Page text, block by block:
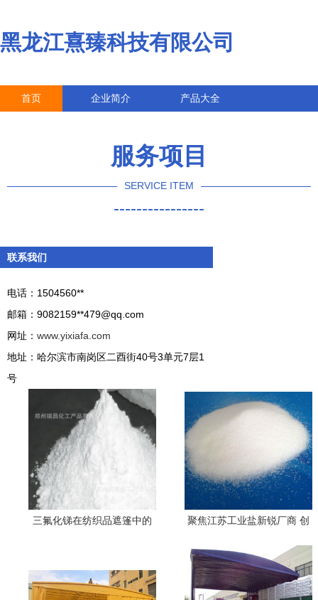
黑龙江熹臻科技有限公司
首页 企业简介 产品大全
服务项目
SERVICE ITEM
----------------
联系我们
电话：1504560**
邮箱：9082159**479@qq.com
网址： www.yixiafa.com
地址：哈尔滨市南岗区二酉街40号3单元7层1
号
三氟化锑在纺织品遮篷中的
聚焦江苏工业盐新锐厂商 创